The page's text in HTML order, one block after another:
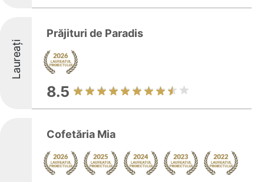
Laureați
Prăjituri de Paradis
8.5
Cofetăria Mia